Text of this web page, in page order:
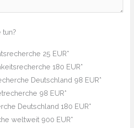
tun?
25 EUR*
180 EUR*
Deutschland 98 EUR*
98 EUR*
Deutschland 180 EUR*
weltweit 900 EUR*